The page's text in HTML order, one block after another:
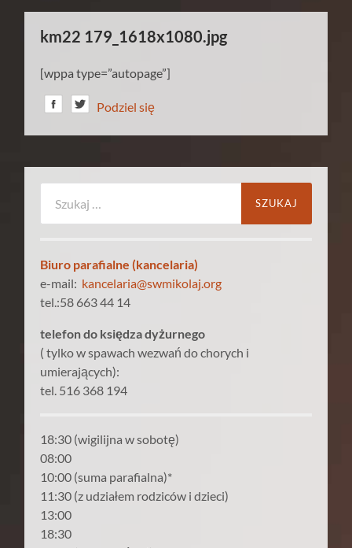
km22 179_1618x1080.jpg
[wppa type=”autopage”]
Podziel się
Biuro parafialne (kancelaria)
e-mail: kancelaria@swmikolaj.org
tel.:58 663 44 14
telefon do księdza dyżurnego
( tylko w spawach wezwań do chorych i
umierających):
tel. 516 368 194
18:30 (wigilijna w sobotę)
08:00
10:00 (suma parafialna)*
11:30 (z udziałem rodziców i dzieci)
13:00
18:30